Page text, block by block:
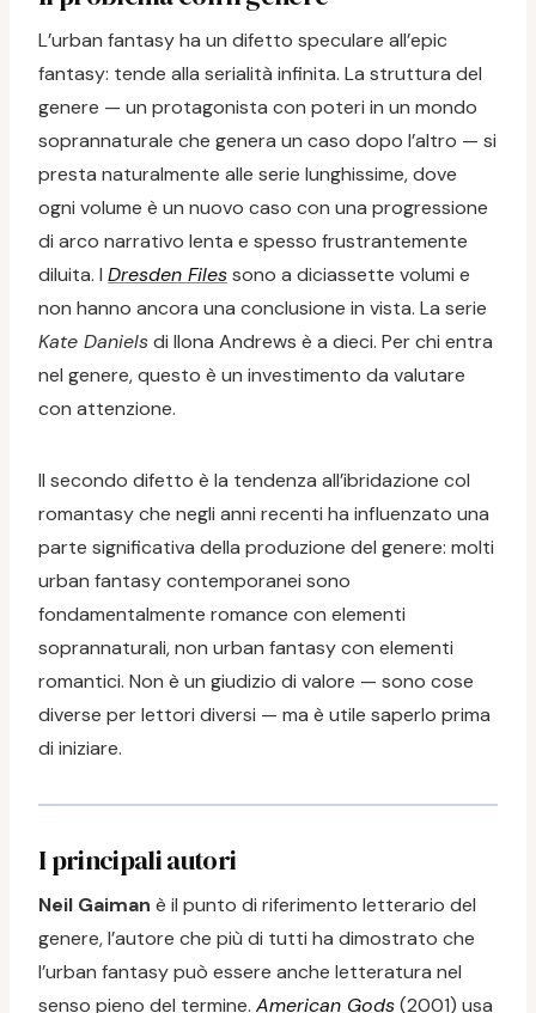
L’urban fantasy ha un difetto speculare all’epic
fantasy: tende alla serialità infinita. La struttura del
genere — un protagonista con poteri in un mondo
soprannaturale che genera un caso dopo l’altro — si
presta naturalmente alle serie lunghissime, dove
ogni volume è un nuovo caso con una progressione
di arco narrativo lenta e spesso frustrantemente
diluita. I Dresden Filessono a diciassette volumi e
non hanno ancora una conclusione in vista. La serie
Kate Danielsdi Ilona Andrews è a dieci. Per chi entra
nel genere, questo è un investimento da valutare
con attenzione.
Il secondo difetto è la tendenza all’ibridazione col
romantasy che negli anni recenti ha influenzato una
parte significativa della produzione del genere: molti
urban fantasy contemporanei sono
fondamentalmente romance con elementi
soprannaturali, non urban fantasy con elementi
romantici. Non è un giudizio di valore — sono cose
diverse per lettori diversi — ma è utile saperlo prima
di iniziare.
I principali autori
Neil Gaiman è il punto di riferimento letterario del
genere, l’autore che più di tutti ha dimostrato che
l’urban fantasy può essere anche letteratura nel
senso pieno del termine. American Gods(2001) usa